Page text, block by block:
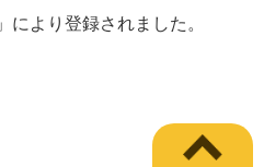
」により登録されました。